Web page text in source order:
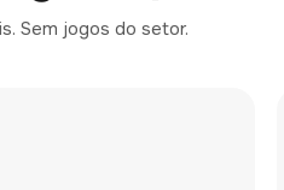
Sem jogos do setor.